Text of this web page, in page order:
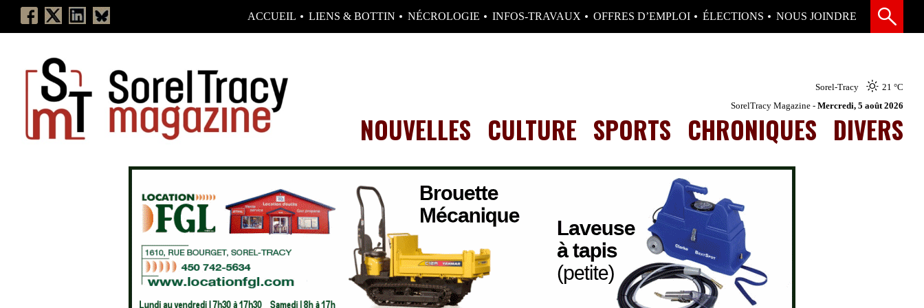
ACCUEIL LIENS & BOTTIN NÉCROLOGIE INFOS-TRAVAUX OFFRES D’EMPLOI ÉLECTIONS NOUS JOINDRE
Sorel-Tracy 21 °C
SorelTracy Magazine - Mercredi, 5 août 2026
NOUVELLES CULTURE SPORTS CHRONIQUES DIVERS